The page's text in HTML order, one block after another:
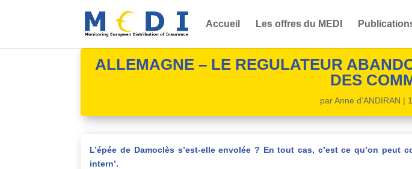
Accueil Les offres du MEDI
ALLEMAGNE – LE REGULATEUR
DES
parAnne d’ANDIRAN |
L’épée de Damoclès s’est-elle envolée ? En tout cas, c’est ce qu’on
intern’.